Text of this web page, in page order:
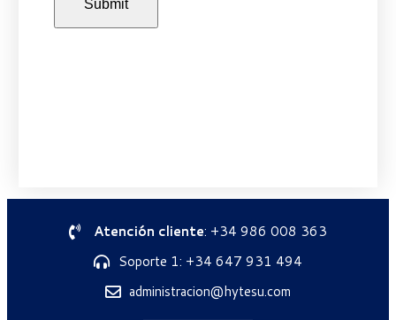
Atención cliente: +34 986 008 363
Soporte 1: +34 647 931 494
administracion@hytesu.com